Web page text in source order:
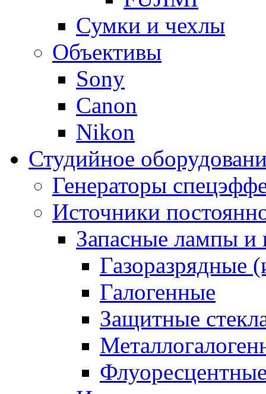
Сумки и чехлы
Объективы
Sony
Canon
Nikon
Студийное
Генераторы
Источники
Запасные лампы и
Газоразрядные
Галогенные
Защитные